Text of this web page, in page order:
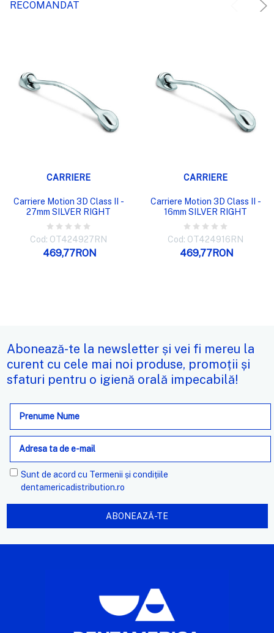
RECOMANDAT
CARRIERE
Carriere Motion 3D Class II -
27mm SILVER RIGHT
Cod: OT424927RN
469,77RON
CARRIERE
Carriere Motion 3D Class II -
16mm SILVER RIGHT
Cod: OT424916RN
469,77RON
Abonează-te la newsletter și vei fi mereu la
curent cu cele mai noi produse, promoții și
sfaturi pentru o igienă orală impecabilă!
Adresa
e-
mail
Sunt de acord cu Termenii și condițiile
dentamericadistribution.ro